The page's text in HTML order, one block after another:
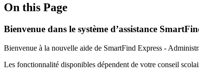
On this Page
Bienvenue dans le système d’assistance
Bienvenue à la nouvelle aide de SmartFind Express -
Les fonctionnalité disponibles dépendent de votre conseil